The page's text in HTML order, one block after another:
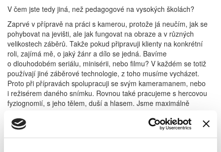
V čem jste tedy jiná, než pedagogové na vysokých školách?
Zaprvé v přípravě na práci s kamerou, protože já neučím, jak se
pohybovat na jevišti, ale jak fungovat na obraze a v různých
velikostech záběrů. Takže pokud připravuji klienty na konkrétní
roli, zajímá mě, o jaký žánr a dílo se jedná. Bavíme
o dlouhodobém seriálu, minisérii, nebo filmu? V každém se totiž
používají jiné záběrové technologie, z toho musíme vycházet.
Proto při přípravách spolupracuji se svým kameramanem, nebo
i režisérem daného snímku. Rovnou také pracujeme s hercovou
fyziognomií, s jeho tělem, duší a hlasem. Jsme maximálně
Můžete být konkrétní, jak jste konkrétní?